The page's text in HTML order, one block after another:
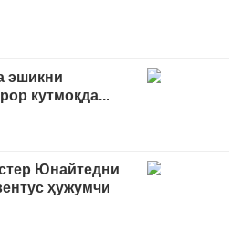
эшикни
кутмоқда...
Юнайтедни
ҳужумчи